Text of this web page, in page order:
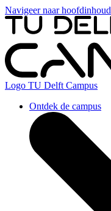
Navigeer naar hoofdinhoud
Logo TU Delft Campus
Ontdek de campus